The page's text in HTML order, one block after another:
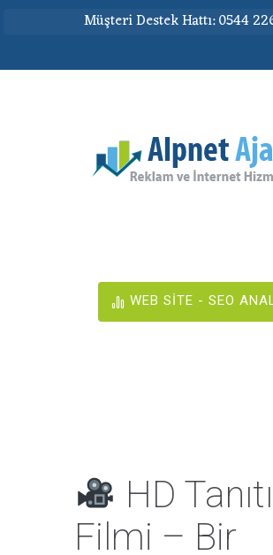
Müşteri Destek Hattı: 0544
WEB SİTE - SEO
HD
Filmi – Bir